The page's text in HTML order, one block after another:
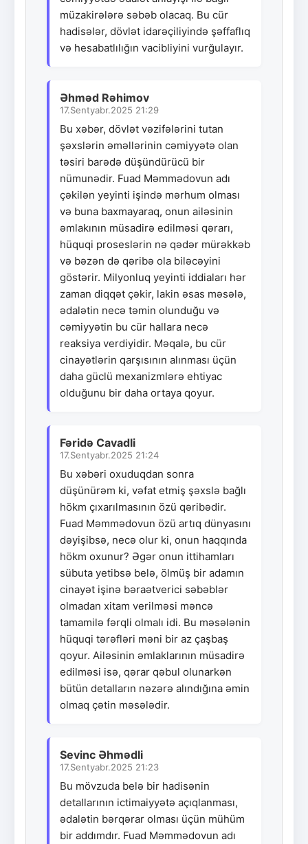
müzakirələrə səbəb olacaq. Bu cür
hadisələr, dövlət idarəçiliyində şəffaflıq
və hesabatlılığın vacibliyini vurğulayır.
Əhməd Rəhimov
17.Sentyabr.2025 21:29
Bu xəbər, dövlət vəzifələrini tutan
şəxslərin əməllərinin cəmiyyətə olan
təsiri barədə düşündürücü bir
nümunədir. Fuad Məmmədovun adı
çəkilən yeyinti işində mərhum olması
və buna baxmayaraq, onun ailəsinin
əmlakının müsadirə edilməsi qərarı,
hüquqi proseslərin nə qədər mürəkkəb
və bəzən də qəribə ola biləcəyini
göstərir. Milyonluq yeyinti iddiaları hər
zaman diqqət çəkir, lakin əsas məsələ,
ədalətin necə təmin olunduğu və
cəmiyyətin bu cür hallara necə
reaksiya verdiyidir. Məqalə, bu cür
cinayətlərin qarşısının alınması üçün
daha güclü mexanizmlərə ehtiyac
olduğunu bir daha ortaya qoyur.
Fəridə Cavadli
17.Sentyabr.2025 21:24
Bu xəbəri oxuduqdan sonra
düşünürəm ki, vəfat etmiş şəxslə bağlı
hökm çıxarılmasının özü qəribədir.
Fuad Məmmədovun özü artıq dünyasını
dəyişibsə, necə olur ki, onun haqqında
hökm oxunur? Əgər onun ittihamları
sübuta yetibsə belə, ölmüş bir adamın
cinayət işinə bəraətverici səbəblər
olmadan xitam verilməsi məncə
tamamilə fərqli olmalı idi. Bu məsələnin
hüquqi tərəfləri məni bir az çaşbaş
qoyur. Ailəsinin əmlaklarının müsadirə
edilməsi isə, qərar qəbul olunarkən
bütün detalların nəzərə alındığına əmin
olmaq çətin məsələdir.
Sevinc Əhmədli
17.Sentyabr.2025 21:23
Bu mövzuda belə bir hadisənin
detallarının ictimaiyyətə açıqlanması,
ədalətin bərqərar olması üçün mühüm
bir addımdır. Fuad Məmmədovun adı